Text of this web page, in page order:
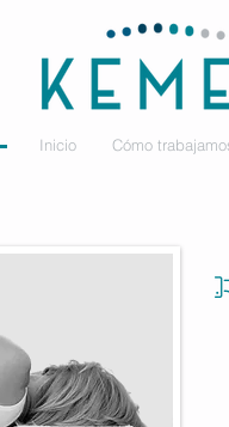
Inicio Cómo